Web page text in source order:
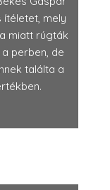
mely
miatt rúgták
perben, de
találta a